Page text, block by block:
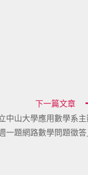
下一篇文章
中山大學應用數學系
一題網路數學問題徵答